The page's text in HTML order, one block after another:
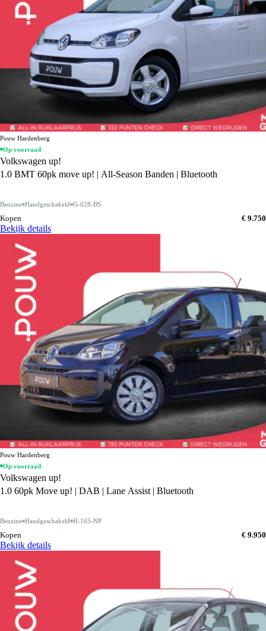
Pouw Hardenberg
Op voorraad
Volkswagen up!
1.0 BMT 60pk move up! | All-Season Banden | Bluetooth
Benzine Handgeschakeld G-028-BS
Kopen € 9.750
Bekijk details
Pouw Hardenberg
Op voorraad
Volkswagen up!
1.0 60pk Move up! | DAB | Lane Assist | Bluetooth
Benzine Handgeschakeld H-165-NP
Kopen € 9.950
Bekijk details